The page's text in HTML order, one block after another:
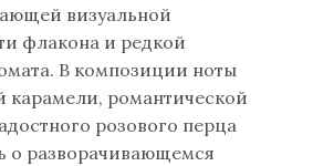
визуальной
флакона и редкой
В композиции ноты
карамели, романтической
розового перца
о разворачивающемся